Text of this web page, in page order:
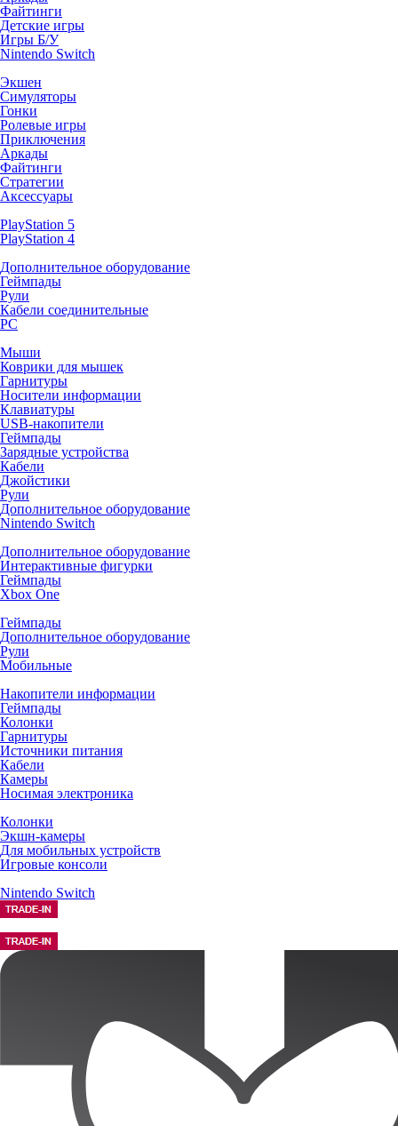
Файтинги
Детские игры
Игры Б/У
Nintendo Switch
Экшен
Симуляторы
Гонки
Ролевые игры
Приключения
Аркады
Файтинги
Стратегии
Аксессуары
PlayStation 5
PlayStation 4
Дополнительное оборудование
Геймпады
Рули
Кабели соединительные
PC
Мыши
Коврики для мышек
Гарнитуры
Носители информации
Клавиатуры
USB-накопители
Геймпады
Зарядные устройства
Кабели
Джойстики
Рули
Дополнительное оборудование
Nintendo Switch
Дополнительное оборудование
Интерактивные фигурки
Геймпады
Xbox One
Геймпады
Дополнительное оборудование
Рули
Мобильные
Накопители информации
Геймпады
Колонки
Гарнитуры
Источники питания
Кабели
Камеры
Носимая электроника
Колонки
Экшн-камеры
Для мобильных устройств
Игровые консоли
Nintendo Switch